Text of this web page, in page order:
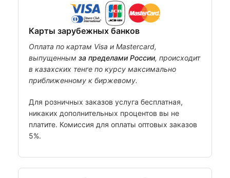
Карты зарубежных банков
Оплата по картам Visa и Mastercard,
выпущенным за пределами России, происходит
в казахских тенге по курсу максимально
приближенному к биржевому.
Для розничных заказов услуга бесплатная,
никаких дополнительных процентов вы не
платите. Комиссия для оплаты оптовых заказов
5%.